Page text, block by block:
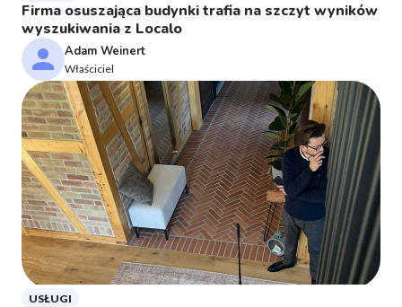
Firma osuszająca budynki trafia na szczyt wyników
wyszukiwania z Localo
Adam Weinert
Właściciel
USŁUGI